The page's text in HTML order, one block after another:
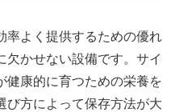
率よく提供するための優れ
欠かせない設備です。サイ
健康的に育つための栄養を
び方によって保存方法が大